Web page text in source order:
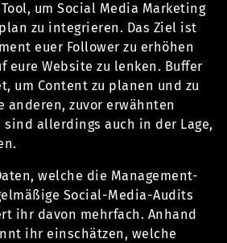
um Social Media Marketing
zu integrieren. Das Ziel ist
euer Follower zu erhöhen
eure Website zu lenken. Buffer
um Content zu planen und zu
anderen, zuvor erwähnten
sind allerdings auch in der Lage,
welche die Management-
Social-Media-Audits
ihr davon mehrfach. Anhand
ihr einschätzen, welche